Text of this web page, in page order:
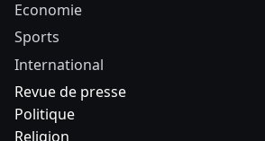
Economie
Sports
International
Revue de presse
Politique
Religion